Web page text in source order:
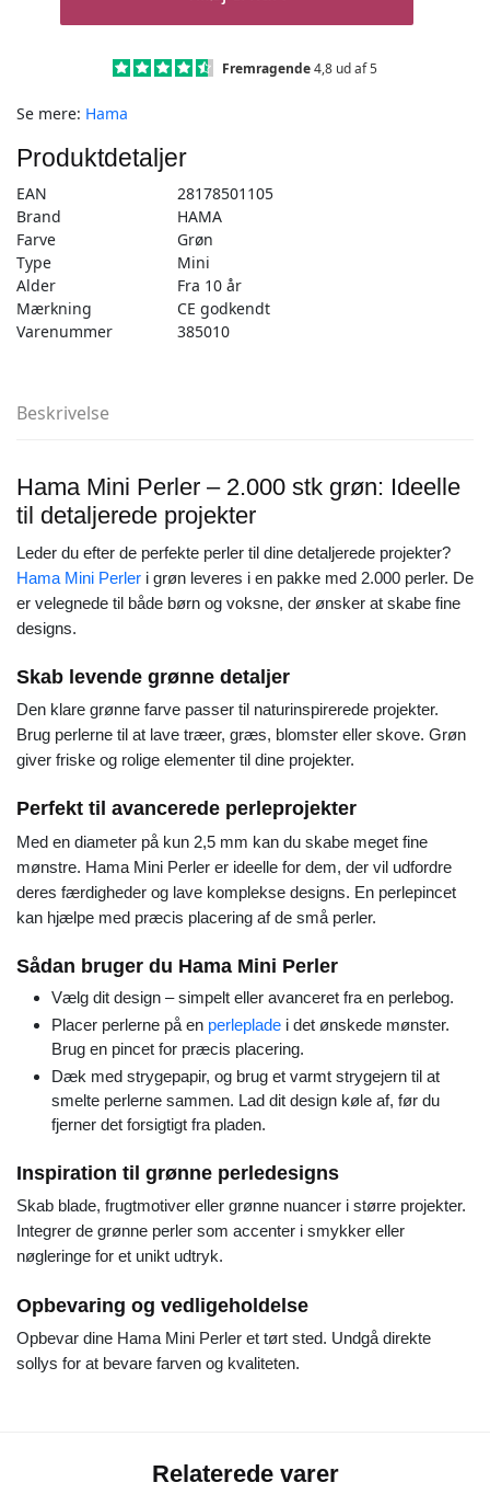
grøn
Mini
(501-
10)
antal
Fremragende4,8 ud af 5
Se mere: Hama
Produktdetaljer
EAN
28178501105
Brand
HAMA
Farve
Grøn
Type
Mini
Alder
Fra 10 år
Mærkning
CE godkendt
Varenummer
385010
Beskrivelse
Hama Mini Perler – 2.000 stk grøn: Ideelle
til detaljerede projekter
Leder du efter de perfekte perler til dine detaljerede projekter?
Hama Mini Perler i grøn leveres i en pakke med 2.000 perler. De
er velegnede til både børn og voksne, der ønsker at skabe fine
designs.
Skab levende grønne detaljer
Den klare grønne farve passer til naturinspirerede projekter.
Brug perlerne til at lave træer, græs, blomster eller skove. Grøn
giver friske og rolige elementer til dine projekter.
Perfekt til avancerede perleprojekter
Med en diameter på kun 2,5 mm kan du skabe meget fine
mønstre. Hama Mini Perler er ideelle for dem, der vil udfordre
deres færdigheder og lave komplekse designs. En perlepincet
kan hjælpe med præcis placering af de små perler.
Sådan bruger du Hama Mini Perler
Vælg dit design – simpelt eller avanceret fra en perlebog.
Placer perlerne på en perleplade i det ønskede mønster.
Brug en pincet for præcis placering.
Dæk med strygepapir, og brug et varmt strygejern til at
smelte perlerne sammen. Lad dit design køle af, før du
fjerner det forsigtigt fra pladen.
Inspiration til grønne perledesigns
Skab blade, frugtmotiver eller grønne nuancer i større projekter.
Integrer de grønne perler som accenter i smykker eller
nøgleringe for et unikt udtryk.
Opbevaring og vedligeholdelse
Opbevar dine Hama Mini Perler et tørt sted. Undgå direkte
sollys for at bevare farven og kvaliteten.
Relaterede varer